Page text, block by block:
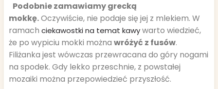
Podobnie zamawiamy grecką
mokkę.Oczywiście, nie podaje się jej z mlekiem. W
ramach ciekawostki na temat kawywarto wiedzieć,
że po wypiciu mokki można wróżyć z fusów.
Filiżanka jest wówczas przewracana do góry nogami
na spodek. Gdy lekko przeschnie, z powstałej
mozaiki można przepowiedzieć przyszłość.